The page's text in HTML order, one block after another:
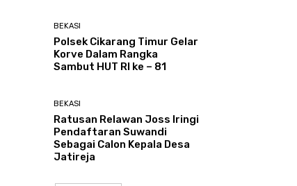
BEKASI
Polsek Cikarang Timur Gelar
Korve Dalam Rangka
Sambut HUT RI ke – 81
BEKASI
Ratusan Relawan Joss Iringi
Pendaftaran Suwandi
Sebagai Calon Kepala Desa
Jatireja